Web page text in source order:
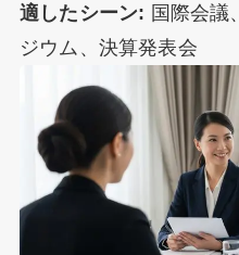
適したシーン: 国際会議
ジウム、決算発表会